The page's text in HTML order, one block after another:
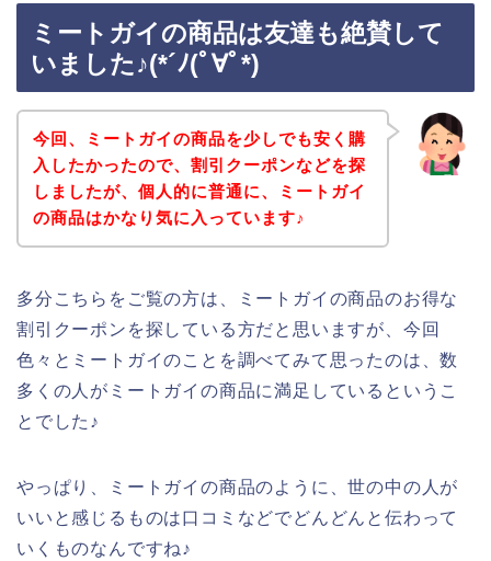
ミートガイの商品は友達も絶賛して
いました♪(*´ﾉ(ﾟ∀ﾟ*)
今回、ミートガイの商品を少しでも安く購
入したかったので、割引クーポンなどを探
しましたが、個人的に普通に、ミートガイ
の商品はかなり気に入っています♪
多分こちらをご覧の方は、ミートガイの商品のお得な
割引クーポンを探している方だと思いますが、今回
色々とミートガイのことを調べてみて思ったのは、数
多くの人がミートガイの商品に満足しているというこ
とでした♪
やっぱり、ミートガイの商品のように、世の中の人が
いいと感じるものは口コミなどでどんどんと伝わって
いくものなんですね♪